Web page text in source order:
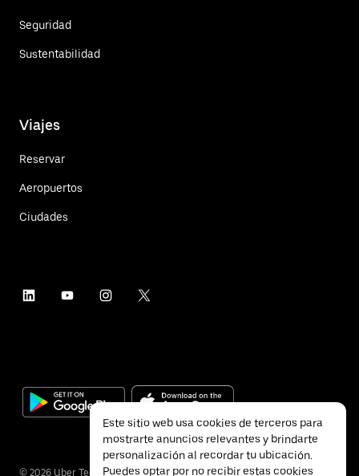
Seguridad
Sustentabilidad
Viajes
Reservar
Aeropuertos
Ciudades
© 2026 Uber Technologies Inc.
Este sitio web usa cookies de terceros para
mostrarte anuncios relevantes y brindarte
personalización al recordar tu ubicación.
Puedes optar por no recibir estas cookies